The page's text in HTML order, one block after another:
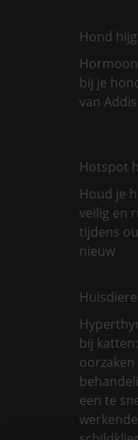
Hond
bij je
van
Hotspot
Houd je
veilig en
tijdens
nieuw
bij katten:
oorzaken
een te
werkende